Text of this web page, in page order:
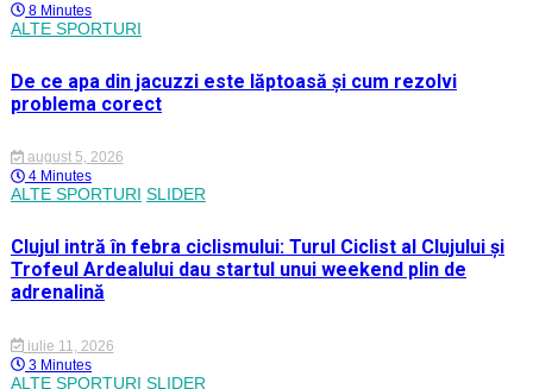
8 Minutes
ALTE SPORTURI
De ce apa din jacuzzi este lăptoasă și cum rezolvi
problema corect
august 5, 2026
4 Minutes
ALTE SPORTURI SLIDER
Clujul intră în febra ciclismului: Turul Ciclist al Clujului și
Trofeul Ardealului dau startul unui weekend plin de
adrenalină
iulie 11, 2026
3 Minutes
ALTE SPORTURI SLIDER